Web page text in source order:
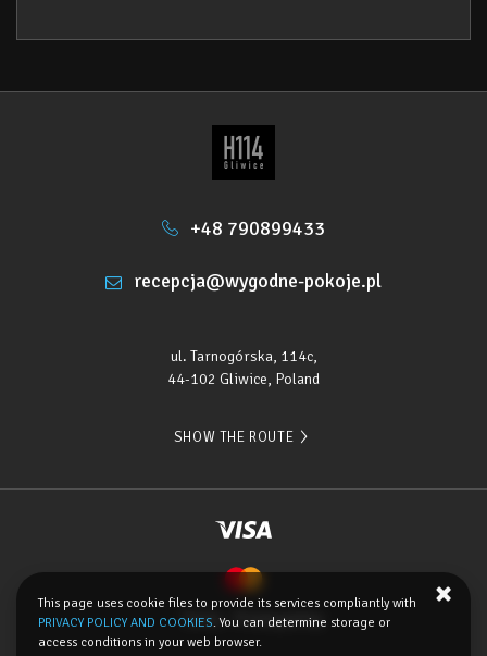
+48 790899433
recepcja@wygodne-pokoje.pl
ul. Tarnogórska, 114c,
44-102 Gliwice, Poland
SHOW THE ROUTE
Terms Privacy policy
This page uses cookie files to provide its services compliantly with
PRIVACY POLICY AND COOKIES. You can determine storage or
access conditions in your web browser.